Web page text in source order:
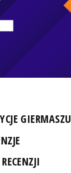
GIERMASZU